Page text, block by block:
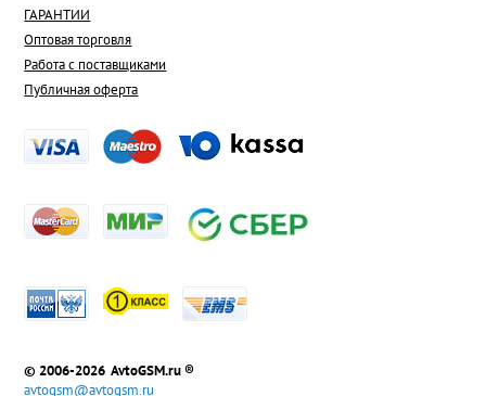
ГАРАНТИИ
Оптовая торговля
Работа с поставщиками
Публичная оферта
© 2006-2026 AvtoGSM.ru ®
avtogsm@avtogsm.ru